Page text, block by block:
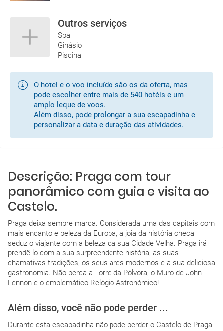
08:05
LIS
Voo direto
19:30
PRG
TP
Outros serviços
Spa
Ginásio
Piscina
O hotel e o voo incluído são os da oferta, mas
pode escolher entre mais de 540 hotéis e um
amplo leque de voos.
Além disso, pode prolongar a sua escapadinha e
personalizar a data e duração das atividades.
Descrição: Praga com tour
panorâmico com guia e visita ao
Castelo.
Praga deixa sempre marca. Considerada uma das capitais com
mais encanto e beleza da Europa, a joia da história checa
seduz o viajante com a beleza da sua Cidade Velha. Praga irá
prendê-lo com a sua surpreendente história, as suas
chamativas tradições, os seus ares modernos e a sua deliciosa
gastronomia. Não perca a Torre da Pólvora, o Muro de John
Lennon e o emblemático Relógio Astronómico!
Além disso, você não pode perder ...
Durante esta escapadinha não pode perder o Castelo de Praga